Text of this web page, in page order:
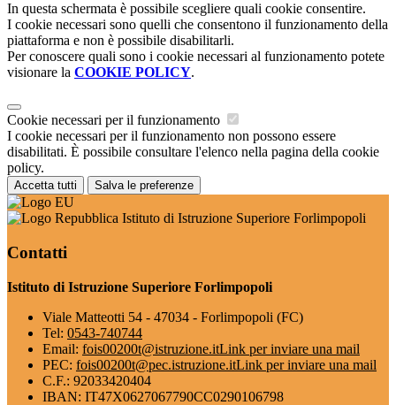
In questa schermata è possibile scegliere quali cookie consentire.
I cookie necessari sono quelli che consentono il funzionamento della
piattaforma e non è possibile disabilitarli.
Per conoscere quali sono i cookie necessari al funzionamento potete
visionare la COOKIE POLICY.
Cookie necessari per il funzionamento
I cookie necessari per il funzionamento non possono essere
disabilitati. È possibile consultare l'elenco nella pagina della cookie
policy.
Accetta tutti Salva le preferenze
Istituto di Istruzione Superiore Forlimpopoli
Contatti
Istituto di Istruzione Superiore Forlimpopoli
Viale Matteotti 54 - 47034 - Forlimpopoli (FC)
Tel: 0543-740744
Email: fois00200t@istruzione.itLink per inviare una mail
PEC: fois00200t@pec.istruzione.itLink per inviare una mail
C.F.: 92033420404
IBAN: IT47X0627067790CC0290106798